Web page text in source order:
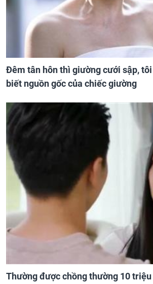
Đêm tân hôn thì giường cưới sập,
biết nguồn gốc của chiếc giường
Thường được chồng thường 10